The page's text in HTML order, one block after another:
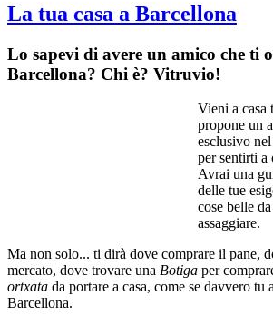
La tua casa a Barcellona
Lo sapevi di avere un amico che ti
Barcellona? Chi è? Vitruvio!
Vieni a
propone un
esclusivo
per sentirti a
Avrai una
delle tue
cose belle
assaggiare.
Ma non solo... ti dirà dove comprare il pane,
mercato, dove trovare una Botiga per
ortxata da portare a casa, come se davvero tu
Barcellona.